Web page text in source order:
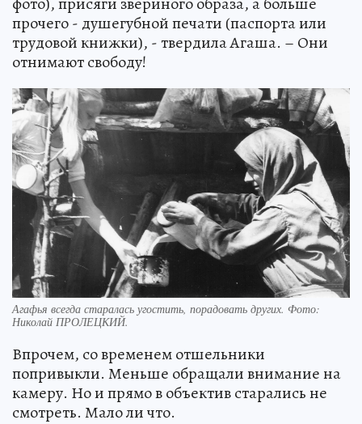
прочего - душегубной печати (паспорта или
трудовой книжки), - твердила Агаша. – Они
отнимают свободу!
Агафья всегда старалась угостить, порадовать других. Фото:
Николай ПРОЛЕЦКИЙ.
Впрочем, со временем отшельники
попривыкли. Меньше обращали внимание на
камеру. Но и прямо в объектив старались не
смотреть. Мало ли что.